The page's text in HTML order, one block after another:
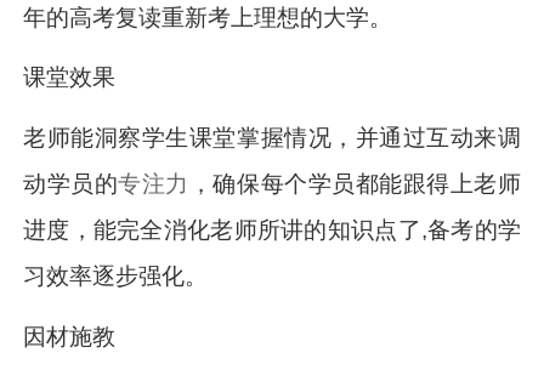
年的高考复读重新考上理想的大学。
课堂效果
老师能洞察学生课堂掌握情况，并通过互动来调
动学员的专注力 ，确保每个学员都能跟得上老师
进度，能完全消化老师所讲的知识点了,备考的学
习效率逐步强化。
因材施教